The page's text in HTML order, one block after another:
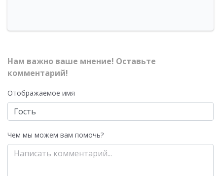
Нам важно ваше мнение! Оставьте
комментарий!
Отображаемое имя
Чем мы можем вам помочь?